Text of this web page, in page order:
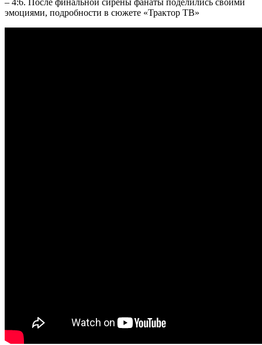
эмоциями, подробности в сюжете «Трактор ТВ»